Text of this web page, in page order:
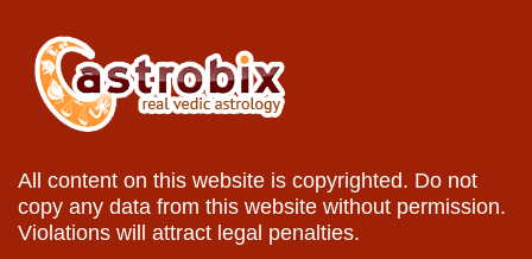
All content on this website is copyrighted. Do not
copy any data from this website without permission.
Violations will attract legal penalties.